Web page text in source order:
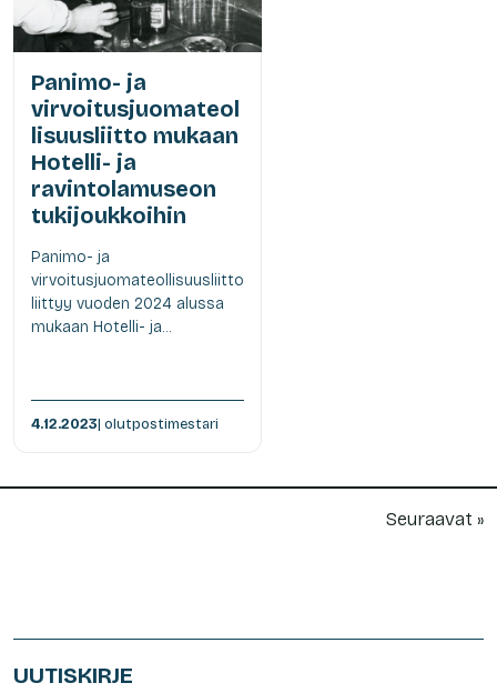
Panimo- ja
virvoitusjuomateol
lisuusliitto mukaan
Hotelli- ja
ravintolamuseon
tukijoukkoihin
Panimo- ja
virvoitusjuomateollisuusliitto
liittyy vuoden 2024 alussa
mukaan Hotelli- ja...
4.12.2023| olutpostimestari
Seuraavat »
UUTISKIRJE